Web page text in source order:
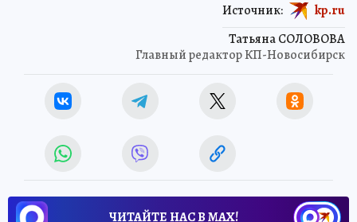
Татьяна СОЛОВОВА
Главный редактор КП-Новосибирск
Источник: kp.ru
ЧИТАЙТЕ НАС В МАХ!